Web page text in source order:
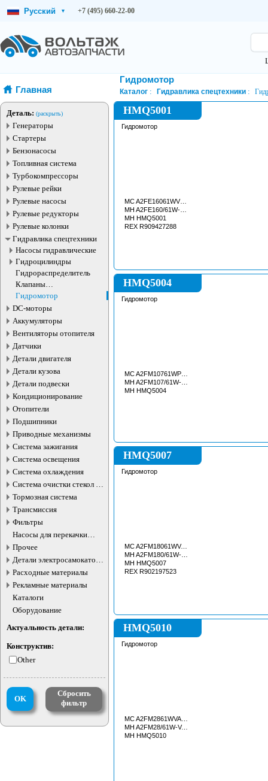
Русский ▾ +7 (495) 660-22-00
Главная
Деталь: (раскрыть)
Генераторы
Стартеры
Бензонасосы
Топливная система
Турбокомпрессоры
Рулевые рейки
Рулевые насосы
Рулевые редукторы
Рулевые колонки
Гидравлика спецтехники
Насосы гидравлические
Гидроцилиндры
Гидрораспределитель
Клапаны
электромагнитные
Гидромотор
DC-моторы
Аккумуляторы
Вентиляторы отопителя
Датчики
Детали двигателя
Детали кузова
Детали подвески
Кондиционирование
Отопители
Подшипники
Приводные механизмы
Система зажигания
Система освещения
Система охлаждения
Система очистки стекол и
фар
Тормозная система
Трансмиссия
Фильтры
Насосы для перекачки
жидкостей
Прочее
Детали электросамокатов и
электротранспорта
Расходные материалы
Рекламные материалы
Каталоги
Оборудование
Актуальность детали:
Конструктив:
Other
OK
Сбросить
фильтр
Гидромотор
Каталог Гидравлика спецтехники
HMQ5001
Гидромотор
MC A2FE16061WVZL100
MH HMQ5001
REX R909427288
HMQ5004
Гидромотор
MH HMQ5004
HMQ5007
Гидромотор
MC A2FM18061WVAB027
MH HMQ5007
REX R902197523
HMQ5010
Гидромотор
MH A2FM28/61W-VAB040
MH HMQ5010